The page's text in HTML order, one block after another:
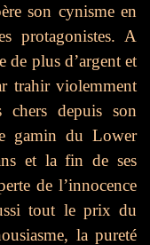
son cynisme en
protagonistes. A
de plus d’argent et
trahir violemment
depuis son
gamin du Lower
et la fin de ses
de l’innocence
tout le prix du
la pureté